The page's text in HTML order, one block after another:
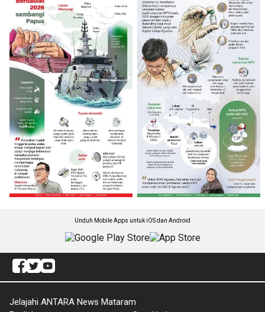
Unduh Mobile Apps untuk iOS dan Android
Jelajahi ANTARA News Mataram